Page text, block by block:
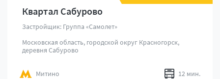
Квартал Сабурово
Застройщик: Группа «Самолет»
Московская область, городской округ Красногорск,
деревня Сабурово
Митино 12 мин.